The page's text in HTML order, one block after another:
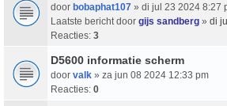
door bobaphat107 » di jul 23 2024 8:27
Laatste bericht door gijs sandberg » di
Reacties: 3
D5600 informatie scherm
door valk » za jun 08 2024 12:33 pm
Reacties: 0